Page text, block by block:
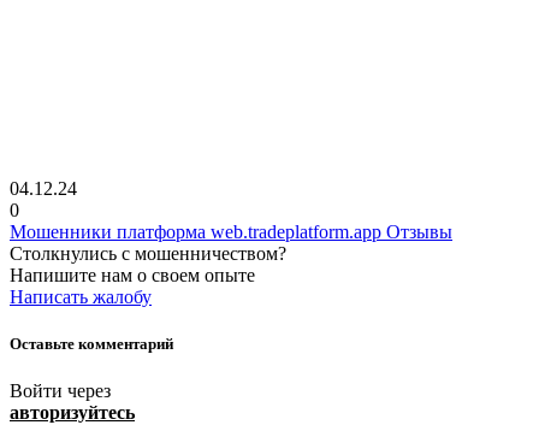
04.12.24
0
Мошенники платформа web.tradeplatform.app Отзывы
Столкнулись с мошенничеством?
Напишите нам о своем опыте
Написать жалобу
Оставьте комментарий
Войти через
авторизуйтесь